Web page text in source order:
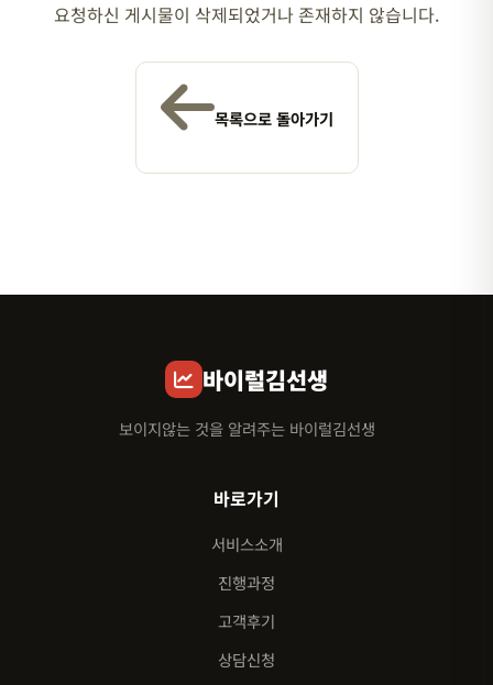
요청하신 게시물이 삭제되었거나 존재하지 않습니다.
목록으로 돌아가기
바이럴김선생
보이지않는 것을 알려주는 바이럴김선생
바로가기
서비스소개
진행과정
고객후기
상담신청